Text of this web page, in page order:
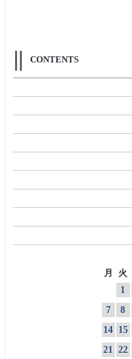
CONTENTS
月
火
1
7
8
14 15
21
22